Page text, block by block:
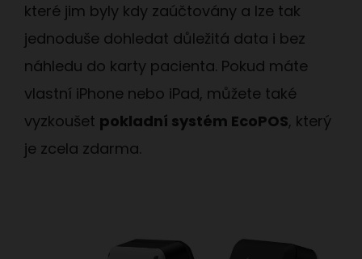
které jim byly kdy zaúčtovány a lze tak
jednoduše dohledat důležitá data i bez
náhledu do karty pacienta. Pokud máte
vlastní iPhone nebo iPad, můžete také
vyzkoušet pokladní systém EcoPOS, který
je zcela zdarma.